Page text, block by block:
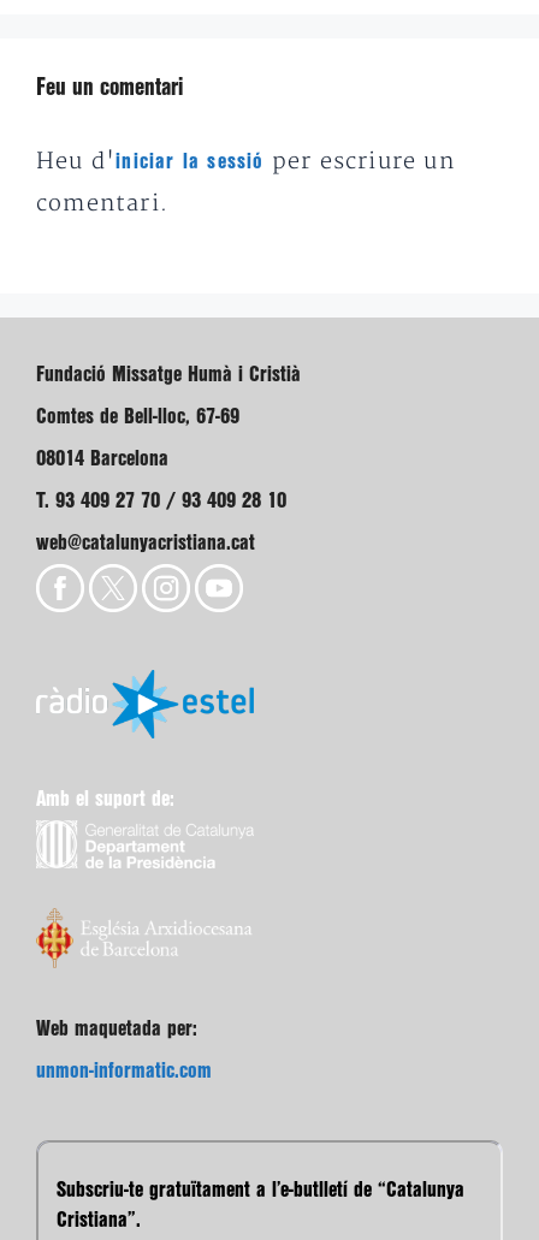
Feu un comentari
Heu d'iniciar la sessió
per escriure un
comentari.
Fundació Missatge Humà i Cristià
Comtes de Bell-lloc, 67-69
08014 Barcelona
T. 93 409 27 70 / 93 409 28 10
web@catalunyacristiana.cat
Amb el suport de:
Web maquetada per:
unmon-informatic.com
Subscriu-te gratuïtament a l’e-butlletí de “Catalunya
Cristiana”.